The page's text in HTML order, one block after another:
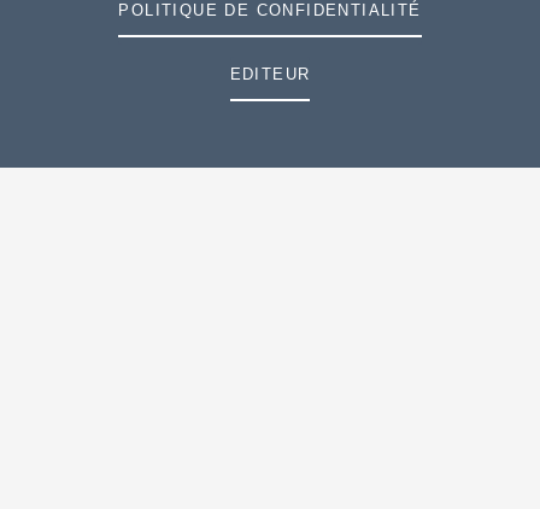
POLITIQUE DE CONFIDENTIALITÉ
EDITEUR